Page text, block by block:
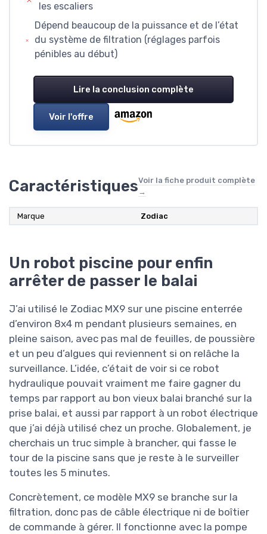
les escaliers
Dépend beaucoup de la puissance et de l’état
du système de filtration (réglages parfois
pénibles au début)
Lire la conclusion complète
Voir l'offre
CaractéristiquesVoir la fiche produit complète
→
Marque Zodiac
Un robot piscine pour enfin
arrêter de passer le balai
J’ai utilisé le Zodiac MX9 sur une piscine enterrée
d’environ 8x4 m pendant plusieurs semaines, en
pleine saison, avec pas mal de feuilles, de poussière
et un peu d’algues qui reviennent si on relâche la
surveillance. L’idée, c’était de voir si ce robot
hydraulique pouvait vraiment me faire gagner du
temps par rapport au bon vieux balai branché sur la
prise balai, et aussi par rapport à un robot électrique
que j’ai déjà utilisé chez un proche. Globalement, je
cherchais un truc simple à brancher, qui fasse le
tour de la piscine sans que je reste à le surveiller
toutes les 5 minutes.
Concrètement, ce modèle MX9 se branche sur la
filtration, donc pas de câble électrique ni de boîtier
de commande à gérer. Il fonctionne avec la pompe